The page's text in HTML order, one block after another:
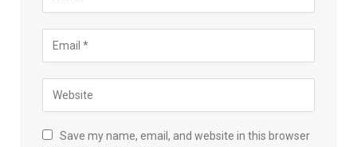
Save my name, email, and website in this browser